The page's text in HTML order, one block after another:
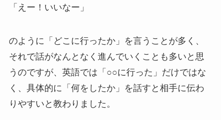
「えー！いいなー」
のように「どこに行ったか」を言うことが多く、
それで話がなんとなく進んでいくことも多いと思
うのですが、英語では「○○に行った」だけではな
く、具体的に「何をしたか」を話すと相手に伝わ
りやすいと教わりました。